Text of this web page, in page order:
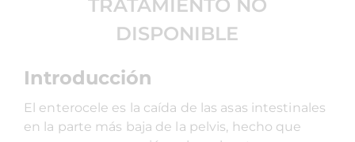
TRATAMIENTO NO
DISPONIBLE
Introducción
El enterocele es la caída de las asas intestinales
en la parte más baja de la pelvis, hecho que